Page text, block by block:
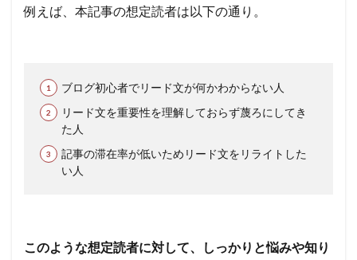
例えば、本記事の想定読者は以下の通り。
ブログ初心者でリード文が何かわからない人
リード文を重要性を理解しておらず蔑ろにしてき
た人
記事の滞在率が低いためリード文をリライトした
い人
このような想定読者に対して、しっかりと悩みや知り